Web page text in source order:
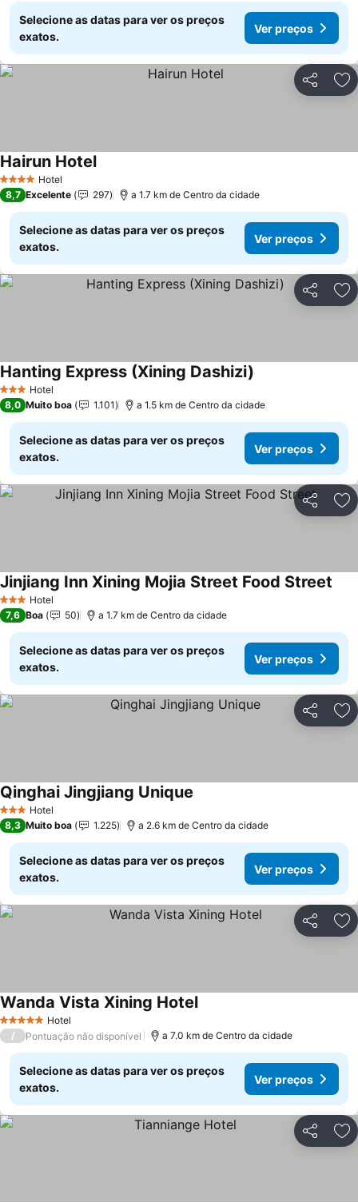
Selecione as datas para ver os preços
exatos.
Ver preços
Partilhar
4 EstrelasHotel
Hairun Hotel
8,7 Excelente 297 a 1.7 km de Centro da cidade
Selecione as datas para ver os preços
exatos.
Ver preços
Partilhar
3 EstrelasHotel
Hanting Express (Xining Dashizi)
8,0 Muito boa 1.101 a 1.5 km de Centro da cidade
Selecione as datas para ver os preços
exatos.
Ver preços
Partilhar
3 EstrelasHotel
Jinjiang Inn Xining Mojia Street Food Street
7,6 Boa 50 a 1.7 km de Centro da cidade
Selecione as datas para ver os preços
exatos.
Ver preços
Partilhar
3 EstrelasHotel
Qinghai Jingjiang Unique
8,3 Muito boa 1.225 a 2.6 km de Centro da cidade
Selecione as datas para ver os preços
exatos.
Ver preços
Partilhar
5 Estrelas Hotel
Wanda Vista Xining Hotel
/ Pontuação não disponível a 7.0 km de Centro da cidade
Selecione as datas para ver os preços
exatos.
Ver preços
Partilhar